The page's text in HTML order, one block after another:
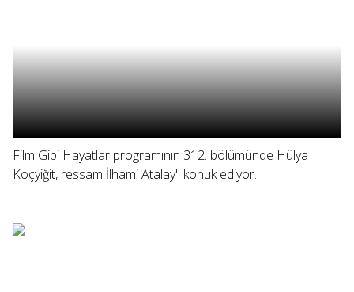
Film Gibi Hayatlar programının 312. bölümünde Hülya
Koçyiğit, ressam İlhami Atalay'ı konuk ediyor.